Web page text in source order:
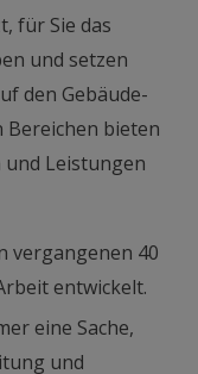
für Sie das
und setzen
den Gebäude-
Bereichen bieten
Leistungen
vergangenen 40
entwickelt.
eine Sache,
und